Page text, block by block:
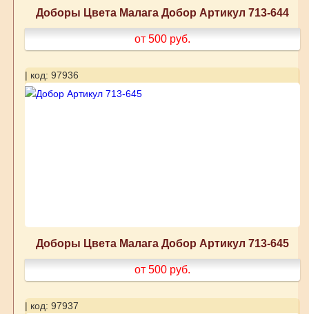
Доборы Цвета Малага Добор Артикул 713-644
от 500 руб.
| код: 97936
Доборы Цвета Малага Добор Артикул 713-645
от 500 руб.
| код: 97937